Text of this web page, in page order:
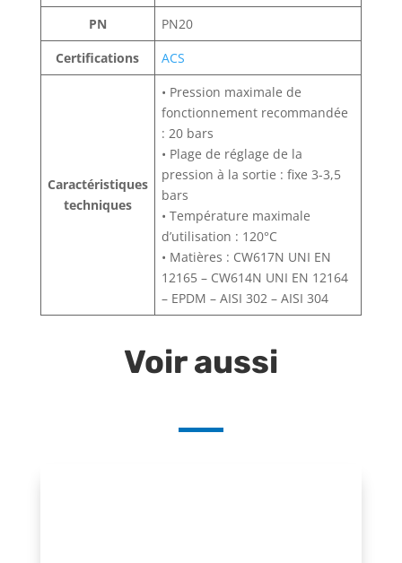
PN
PN20
Certifications
ACS
Caractéristiques
techniques
• Pression maximale de
fonctionnement recommandée
: 20 bars
• Plage de réglage de la
pression à la sortie : fixe 3-3,5
bars
• Température maximale
d’utilisation : 120°C
• Matières : CW617N UNI EN
12165 – CW614N UNI EN 12164
– EPDM – AISI 302 – AISI 304
Voir aussi